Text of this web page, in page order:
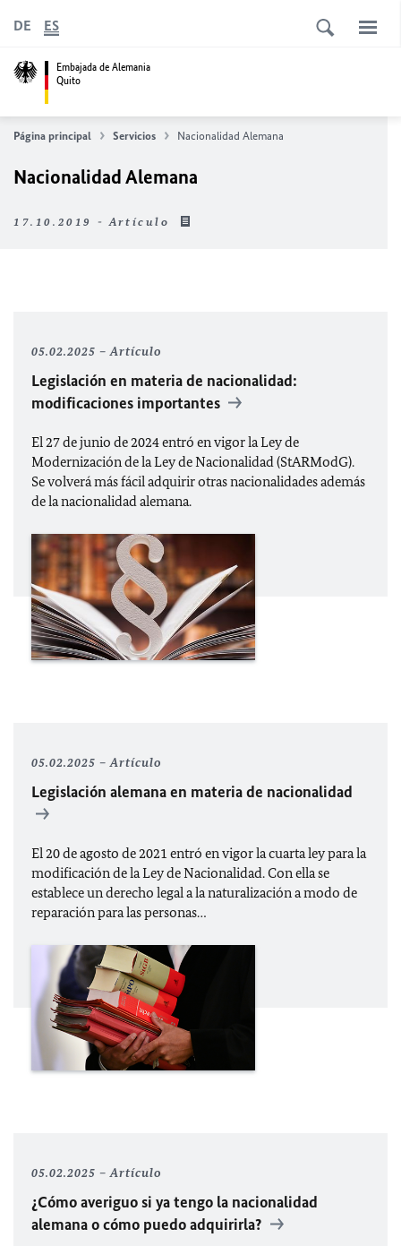
Embajada de Alemania
Quito
DE ES
Página principal Servicios Nacionalidad Alemana
Nacionalidad Alemana
17.10.2019 - Artículo
05.02.2025 Artículo
Legislación en materia de nacionalidad:
modificaciones importantes
El 27 de junio de 2024 entró en vigor la Ley de
Modernización de la Ley de Nacionalidad (StARModG).
Se volverá más fácil adquirir otras nacionalidades además
de la nacionalidad alemana.
05.02.2025 Artículo
Legislación alemana en materia de nacionalidad
El 20 de agosto de 2021 entró en vigor la cuarta ley para la
modificación de la Ley de Nacionalidad. Con ella se
establece un derecho legal a la naturalización a modo de
reparación para las personas…
05.02.2025 Artículo
¿Cómo averiguo si ya tengo la nacionalidad
alemana o cómo puedo adquirirla?